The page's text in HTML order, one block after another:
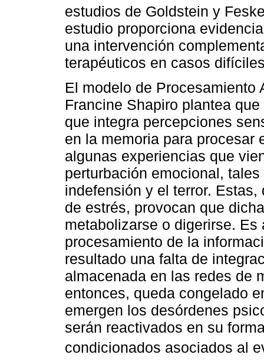
estudios de Goldstein y
estudio proporciona
una intervención
terapéuticos en casos
El modelo de Procesamiento
Francine Shapiro plantea
que integra percepciones
en la memoria para procesar
algunas experiencias que
perturbación emocional,
indefensión y el terror.
de estrés, provocan que
metabolizarse o digerirse.
procesamiento de la
resultado una falta de
almacenada en las redes de
entonces, queda congelado
emergen los desórdenes
serán reactivados en su
condicionados asociados al